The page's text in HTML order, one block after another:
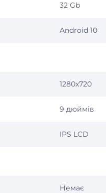
32 Gb
Android 10
1280x720
9 дюймів
IPS LCD
Немає